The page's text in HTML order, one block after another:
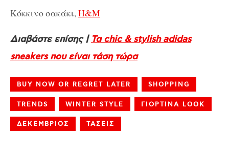
Κόκκινο σακάκι,H&M
Διαβάστε επίσης | Τα chic & stylish adidas
sneakers που είναι τάση τώρα
BUY NOW OR REGRET LATER SHOPPING
TRENDS WINTER STYLE ΓΙΟΡΤΙΝΑ LOOK
ΔΕΚΕΜΒΡΙΟΣ ΤΑΣΕΙΣ